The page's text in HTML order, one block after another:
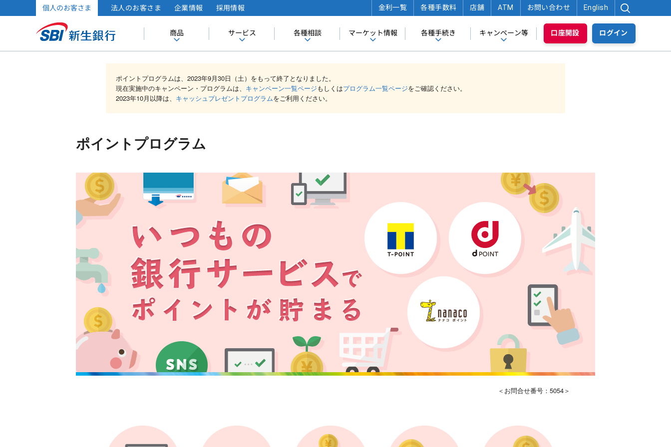
商品 サービス 各種相談 マーケット情報 各種手続き キャンペーン等 口座開設 ログイン
個人のお客さま 法人のお客さま 企業情報 採用情報 金利一覧 各種手数料 店舗 ATM お問い合わせ English
ポイントプログラムは、2023年9月30日（土）をもって終了となりました。
現在実施中のキャンペーン・プログラムは、 キャンペーン一覧ページもしくはプログラム一覧ページをご確認ください。
2023年10月以降は、 キャッシュプレゼントプログラムをご利用ください。
ポイントプログラム
＜お問合せ番号：5054＞